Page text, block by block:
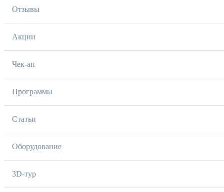
Отзывы
Акции
Чек-ап
Программы
Статьи
Оборудование
3D-тур